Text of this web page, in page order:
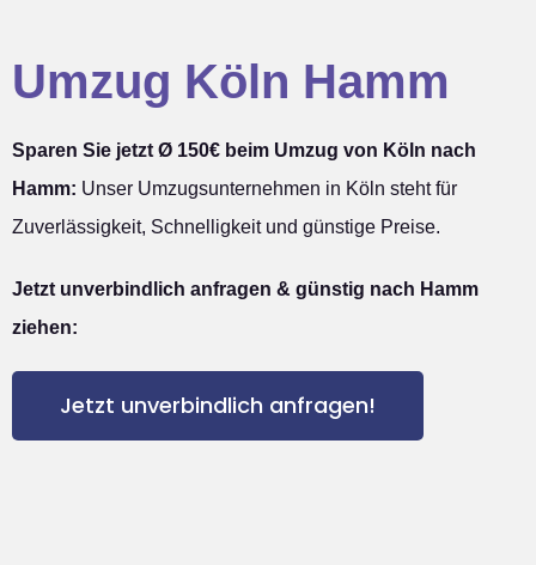
Umzug Köln Hamm
Sparen Sie jetzt Ø 150€ beim Umzug von Köln nach
Hamm: Unser Umzugsunternehmen in Köln steht für
Zuverlässigkeit, Schnelligkeit und günstige Preise.
Jetzt unverbindlich anfragen & günstig nach Hamm
ziehen:
Jetzt unverbindlich anfragen!